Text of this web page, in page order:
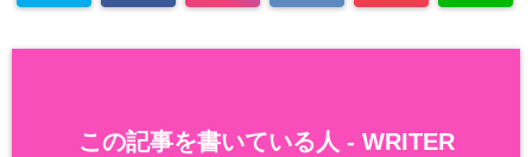
この記事を書いている人 - WRITER